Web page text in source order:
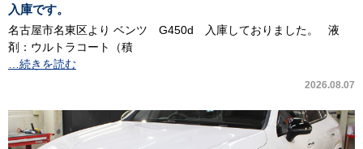
入庫です。
名古屋市名東区より ベンツ G450d 入庫しておりました。 液
剤：ウルトラコート（積
…続きを読む
2026.08.07